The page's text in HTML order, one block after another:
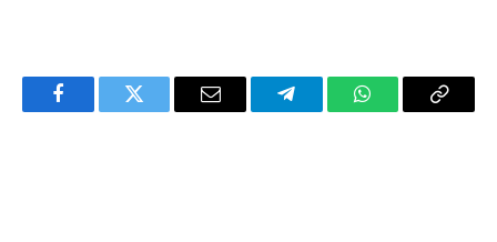
FacebookTwitter Email TelegramWhatsAppCopy